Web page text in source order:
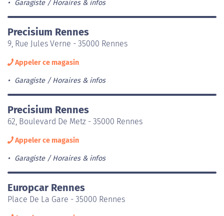
Garagiste Horaires & infos
Precisium Rennes
9, Rue Jules Verne - 35000 Rennes
Appeler ce magasin
Garagiste Horaires & infos
Precisium Rennes
62, Boulevard De Metz - 35000 Rennes
Appeler ce magasin
Garagiste Horaires & infos
Europcar Rennes
Place De La Gare - 35000 Rennes